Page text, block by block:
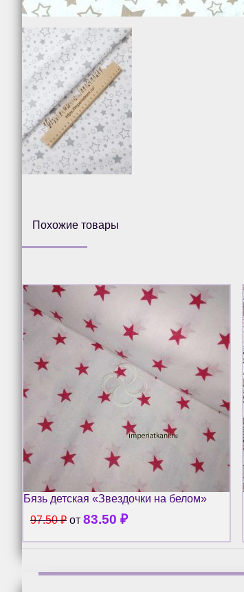
Похожие товары
Бязь детская «Звездочки на белом»
97.50₽ от 83.50 ₽